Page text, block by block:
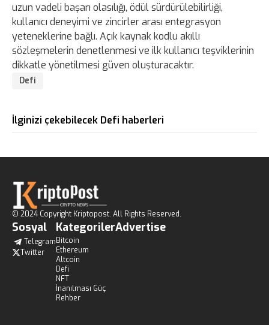
uzun vadeli başarı olasılığı, ödül sürdürülebilirliği,
kullanıcı deneyimi ve zincirler arası entegrasyon
yeteneklerine bağlı. Açık kaynak kodlu akıllı
sözleşmelerin denetlenmesi ve ilk kullanıcı teşviklerinin
dikkatle yönetilmesi güven oluşturacaktır.
Defi
İlginizi çekebilecek Defi haberleri
© 2024 Copyright Kriptopost. All Rights Reserved.
Sosyal
Telegram
Twitter
Kategoriler
Bitcoin
Ethereum
Altcoin
Defi
NFT
İnanılması Güç
Rehber
Advertise